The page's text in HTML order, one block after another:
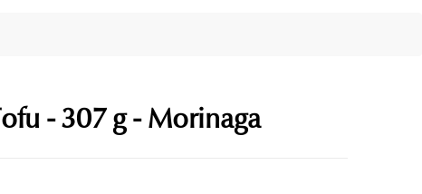
- 307 g - Morinaga